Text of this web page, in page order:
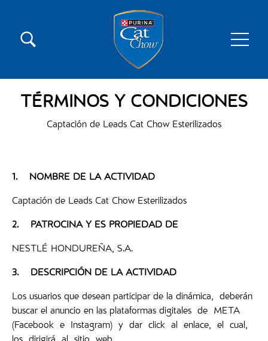
Menú secundario Cat Chow
Menú principal Cat Chow
TÉRMINOS Y CONDICIONES
Captación de Leads Cat Chow Esterilizados
1.NOMBRE DE LA ACTIVIDAD
Captación de Leads Cat Chow Esterilizados
2.PATROCINA Y ES PROPIEDAD DE
NESTLÉ HONDUREÑA, S.A.
3.DESCRIPCIÓN DE LA ACTIVIDAD
Los usuarios que desean participar de la dinámica, deberán
buscar el anuncio en las plataformas digitales de META
(Facebook e Instagram) y dar click al enlace, el cual,